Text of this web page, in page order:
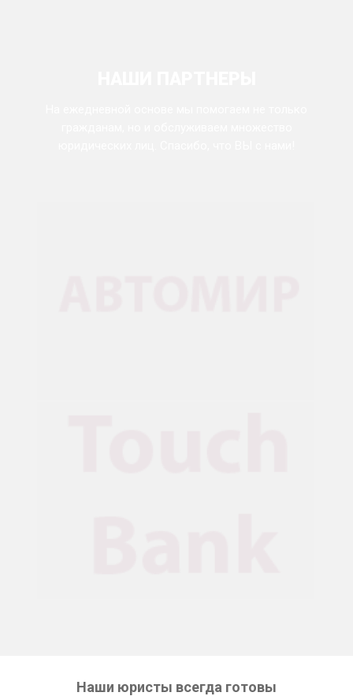
Наши юристы всегда готовы